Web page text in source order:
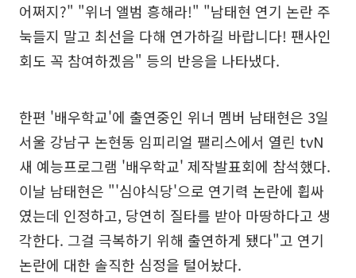
어쩌지?" "위너 앨범 흥해라!" "남태현 연기 논란 주
눅들지 말고 최선을 다해 연가하길 바랍니다! 팬사인
회도 꼭 참여하겠음" 등의 반응을 나타냈다.
한편 '배우학교'에 출연중인 위너 멤버 남태현은 3일
서울 강남구 논현동 임피리얼 팰리스에서 열린 tvN
새 예능프로그램 '배우학교' 제작발표회에 참석했다.
이날 남태현은 "'심야식당'으로 연기력 논란에 휩싸
였는데 인정하고, 당연히 질타를 받아 마땅하다고 생
각한다. 그걸 극복하기 위해 출연하게 됐다"고 연기
논란에 대한 솔직한 심정을 털어놨다.